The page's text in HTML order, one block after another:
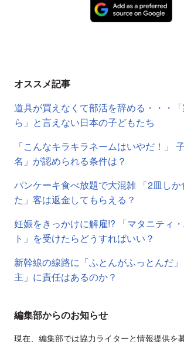
オススメ記事
道具が買えなくて部活を辞める・・・
ら」と言えない日本の子どもたち
「こんなキラキラネームはいやだ！」
名」が認められる条件は？
パンケーキ食べ放題で大混雑 「2皿し
た」客は返金してもらえる？
妊娠をきっかけに解雇!? 「マタニティ
ト」を受けたらどうすればいい？
新幹線の線路に「ふとんがふっとんだ
主」に責任はあるのか？
編集部からのお知らせ
現在、編集部では協力ライターと情報提供を